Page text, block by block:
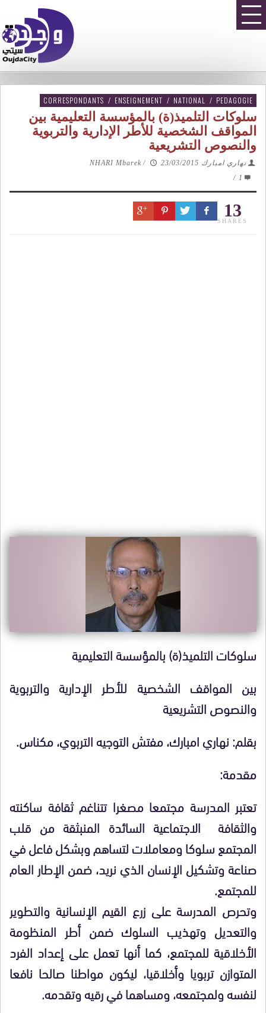
CORRESPONDANTS / ENSEIGNEMENT / NATIONAL / PEDAGOGIE
سلوكات التلميذ(ة) بالمؤسسة التعليمية بين
المواقف الشخصية للأطر الإدارية والتربوية
والنصوص التشريعية
نهاري امبارك NHARI Mbarek /
23/03/2015
1
/
13
SHARES
سلوكات التلميذ(ة) بالمؤسسة التعليمية
بين المواقف الشخصية للأطر الإدارية والتربوية
والنصوص التشريعية
بقلم: نهاري امبارك، مفتش التوجيه التربوي، مكناس.
مقدمة:
تعتبر المدرسة مجتمعا مصغرا تتناغم ثقافة ساكنته
والثقافة الاجتماعية السائدة المنبثقة من قلب
المجتمع سلوكا ومعاملات لتساهم وبشكل فاعل في
صناعة وتشكيل الإنسان الذي نريد، ضمن الإطار العام
للمجتمع.
وتحرص المدرسة على زرع القيم الإنسانية والتطوير
والتعديل وتهذيب السلوك ضمن أطر المنظومة
الأخلاقية للمجتمع، كما أنها تعمل على إعداد الفرد
المتوازن تربويا وأخلاقيا، ليكون مواطنا صالحا نافعا
لنفسه ولمجتمعه، ومساهما في رقيه وتقدمه.